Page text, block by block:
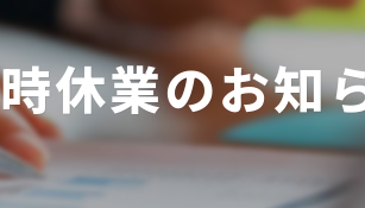
休業のお知